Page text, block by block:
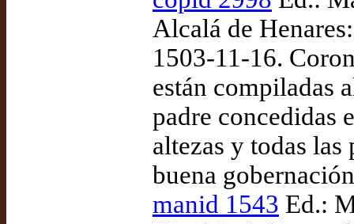
Alcalá de
1503-11-16.
están compiladas
padre concedidas
altezas y todas las
buena
manid 1543 Ed.: